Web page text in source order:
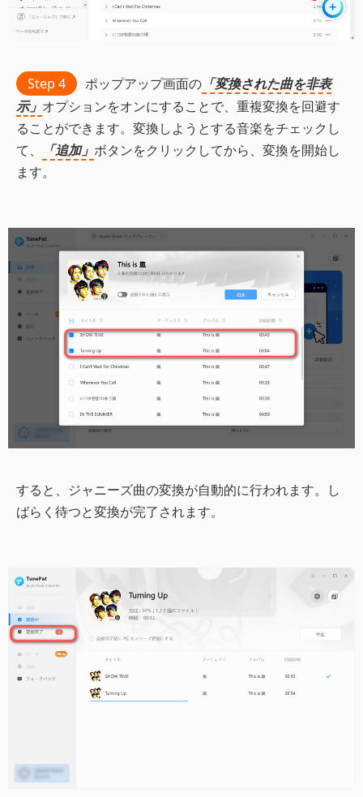
Step 4 ポップアップ画面の 「変換された曲を非表
示」 オプションをオンにすることで、重複変換を回避す
ることができます。変換しようとする音楽をチェックし
て、
「追加」 ボタンをクリックしてから、変換を開始し
ます。
すると、ジャニーズ曲の変換が自動的に行われます。し
ばらく待つと変換が完了されます。